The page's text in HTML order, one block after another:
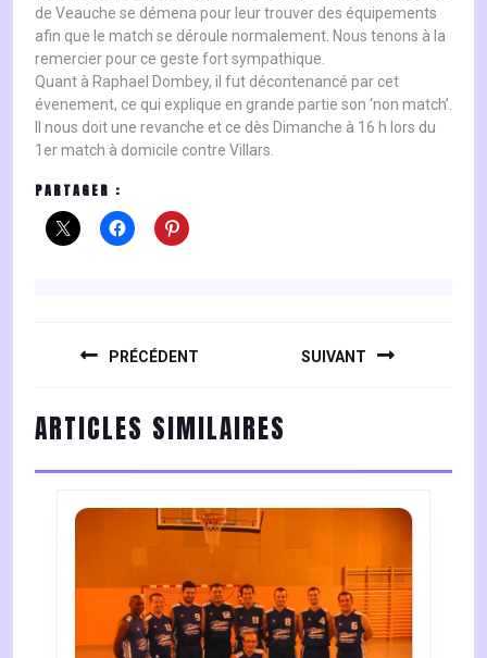
de Veauche se démena pour leur trouver des équipements
afin que le match se déroule normalement. Nous tenons à la
remercier pour ce geste fort sympathique.
Quant à Raphael Dombey, il fut décontenancé par cet
évenement, ce qui explique en grande partie son ‘non match’.
Il nous doit une revanche et ce dès Dimanche à 16 h lors du
1er match à domicile contre Villars.
PARTAGER :
PRÉCÉDENT
post:
SUIVANT
post:
ARTICLES SIMILAIRES